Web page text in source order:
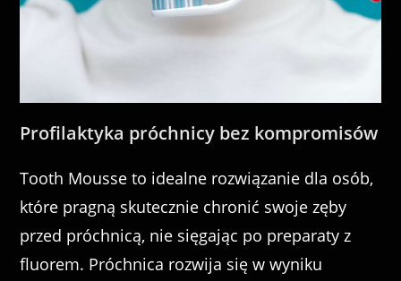
Profilaktyka próchnicy bez kompromisów
Tooth Mousse to idealne rozwiązanie dla osób,
które pragną skutecznie chronić swoje zęby
przed próchnicą, nie sięgając po preparaty z
fluorem. Próchnica rozwija się w wyniku